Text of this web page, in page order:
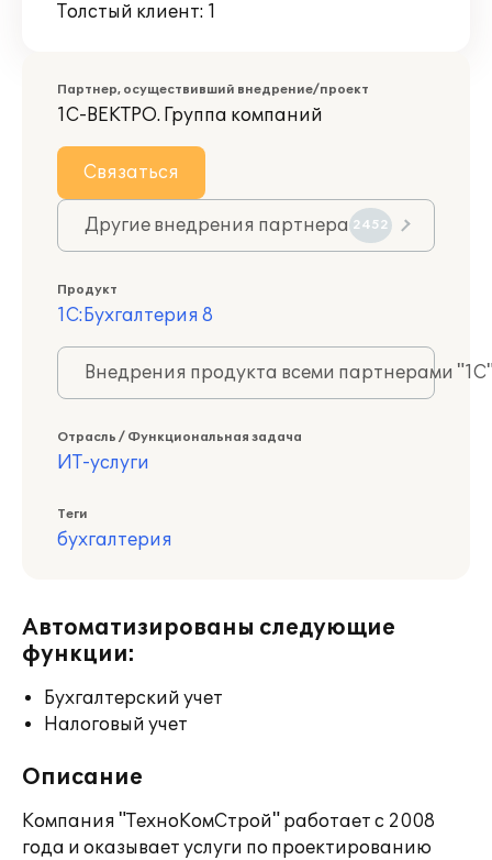
Толстый клиент: 1
Партнер, осуществивший внедрение/проект
1С-ВЕКТРО. Группа компаний
Связаться
Другие внедрения партнера 2452
Продукт
1С:Бухгалтерия 8
Внедрения продукта всеми партнерами
Отрасль / Функциональная задача
ИТ-услуги
Теги
бухгалтерия
Автоматизированы следующие
функции:
Бухгалтерский учет
Налоговый учет
Описание
Компания "ТехноКомСтрой" работает с 2008
года и оказывает услуги по проектированию